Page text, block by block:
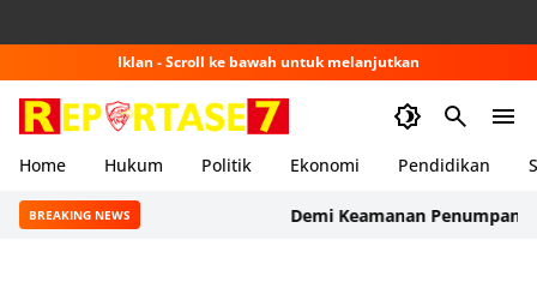
Iklan - Scroll ke bawah untuk melanjutkan
Home Hukum Politik Ekonomi Pendidikan
BREAKING NEWS Demi Keamanan Penumpang,